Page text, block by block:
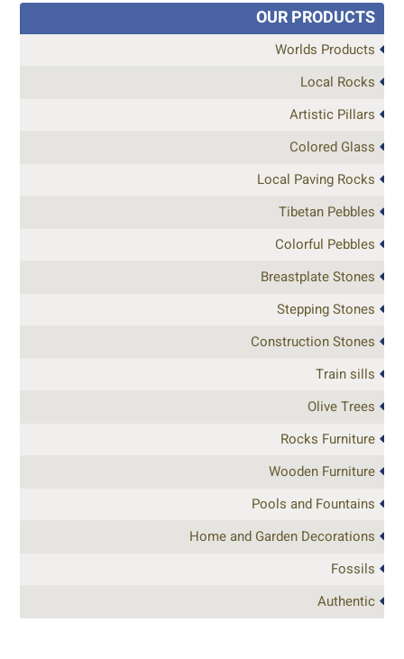
OUR PRODUCTS
Worlds Products
Local Rocks
Artistic Pillars
Colored Glass
Local Paving Rocks
Tibetan Pebbles
Colorful Pebbles
Breastplate Stones
Stepping Stones
Construction Stones
Train sills
Olive Trees
Rocks Furniture
Wooden Furniture
Pools and Fountains
Home and Garden Decorations
Fossils
Authentic